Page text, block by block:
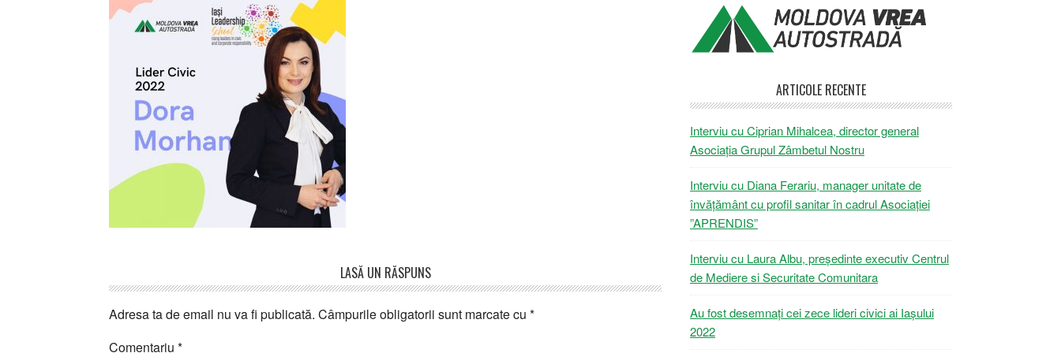
Interactions
LASĂ UN RĂSPUNS
Adresa ta de email nu va fi publicată. Câmpurile obligatorii sunt marcate cu *
Comentariu *
ARTICOLE RECENTE
Interviu cu Ciprian Mihalcea, director general
Asociația Grupul Zâmbetul Nostru
Interviu cu Diana Ferariu, manager unitate de
învățământ cu profil sanitar în cadrul Asociației
”APRENDIS”
Interviu cu Laura Albu, președinte executiv Centrul
de Mediere si Securitate Comunitara
Au fost desemnați cei zece lideri civici ai Iașului
2022